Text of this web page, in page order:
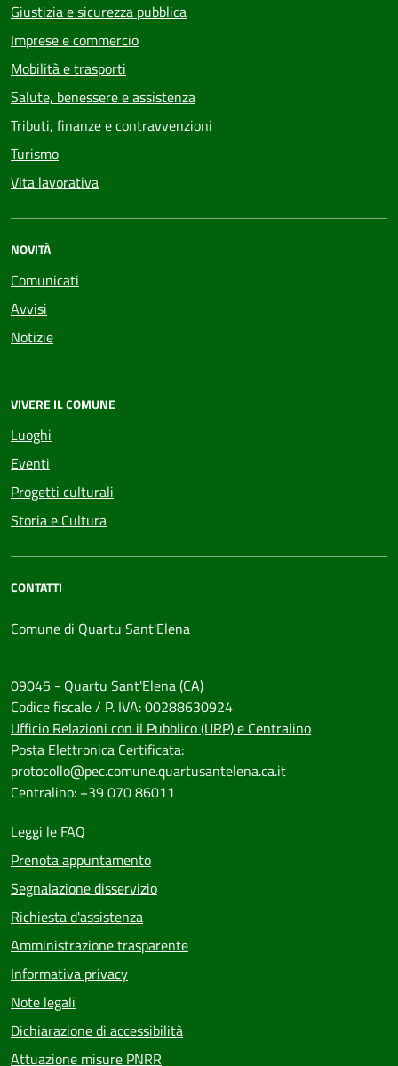
Giustizia e sicurezza pubblica
Imprese e commercio
Mobilità e trasporti
Salute, benessere e assistenza
Tributi, finanze e contravvenzioni
Turismo
Vita lavorativa
NOVITÀ
Comunicati
Avvisi
Notizie
VIVERE IL COMUNE
Luoghi
Eventi
Progetti culturali
Storia e Cultura
CONTATTI
Comune di Quartu Sant'Elena
09045 - Quartu Sant'Elena (CA)
Codice fiscale / P. IVA: 00288630924
Ufficio Relazioni con il Pubblico (URP) e Centralino
Posta Elettronica Certificata:
protocollo@pec.comune.quartusantelena.ca.it
Centralino: +39 070 86011
Leggi le FAQ
Prenota appuntamento
Segnalazione disservizio
Richiesta d'assistenza
Amministrazione trasparente
Informativa privacy
Note legali
Dichiarazione di accessibilità
Attuazione misure PNRR